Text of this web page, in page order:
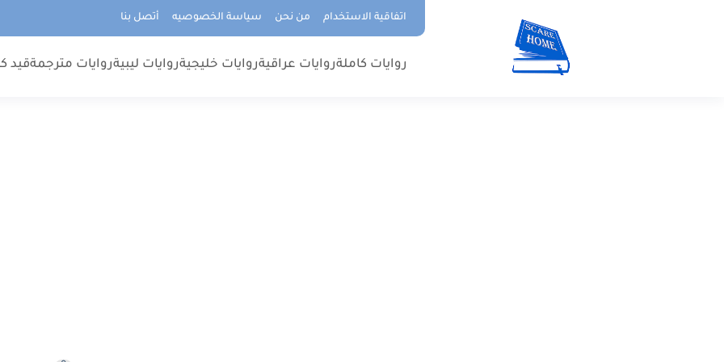
اتفاقية الاستخدام من نحن سياسة الخصوصيه أتصل بنا
روايات كاملةروايات عراقيةروايات خليجيةروايات ليبيةروايات مترجمةقيد